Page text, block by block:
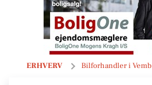
ERHVERV Bilforhandler i Vemb
Auto Vest v/Carsten Madsen